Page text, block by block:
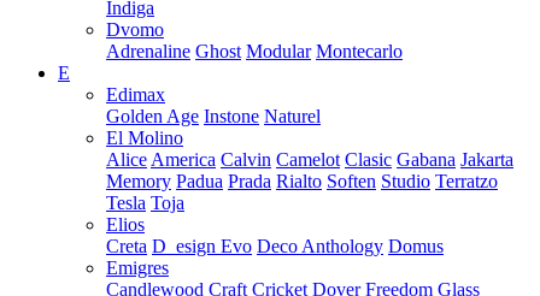
Indiga
Dvomo
Adrenaline Ghost Modular Montecarlo
E
Edimax
Golden Age Instone Naturel
El Molino
Alice America Calvin Camelot Clasic Gabana Jakarta
Memory Padua Prada Rialto Soften Studio Terratzo
Tesla Toja
Elios
Creta D_esign Evo Deco Anthology Domus
Emigres
Candlewood Craft Cricket Dover Freedom Glass